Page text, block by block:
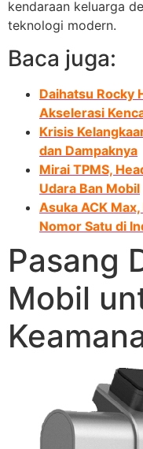
kendaraan keluarga
teknologi modern.
Baca juga:
Daihatsu Rocky
Akselerasi
Krisis
dan Dampaknya
Mirai TPMS,
Udara Ban Mobil
Asuka ACK
Nomor Satu di
Pasang
Mobil